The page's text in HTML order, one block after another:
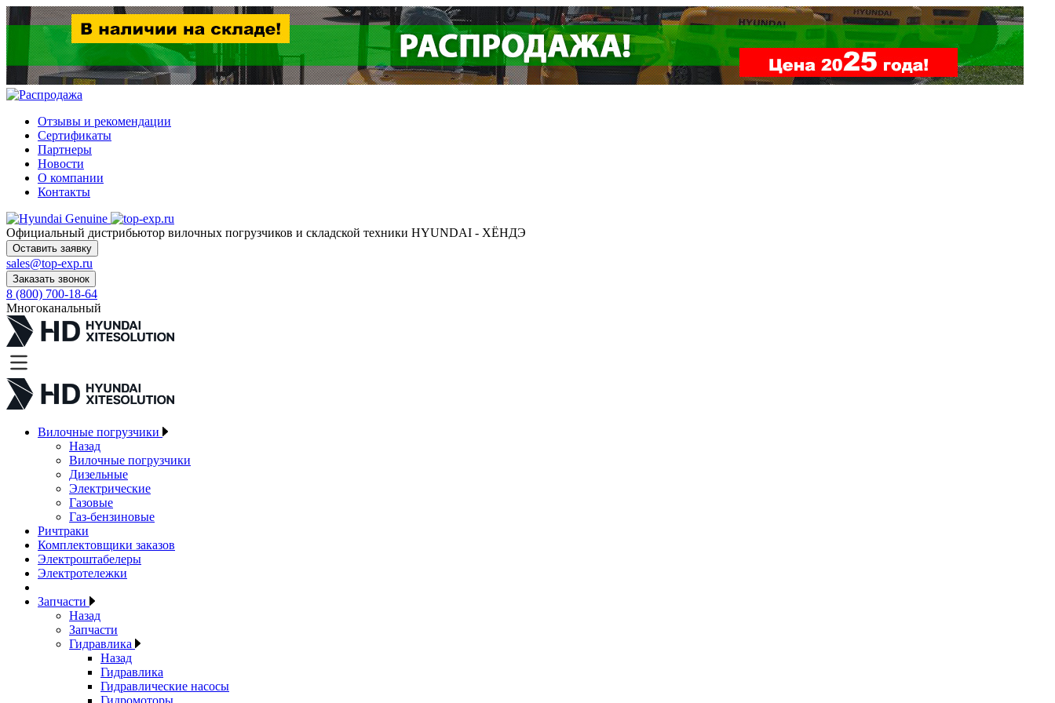
Отзывы и рекомендации
Сертификаты
Партнеры
Новости
О компании
Контакты
Официальный дистрибьютор вилочных погрузчиков и складской техники HYUNDAI - ХЁНДЭ
Оставить заявку
sales@top-exp.ru
Заказать звонок
8 (800) 700-18-64
Многоканальный
Вилочные погрузчики
Назад
Вилочные погрузчики
Дизельные
Электрические
Газовые
Газ-бензиновые
Ричтраки
Комплектовщики заказов
Электроштабелеры
Электротележки
Запчасти
Назад
Запчасти
Гидравлика
Назад
Гидравлика
Гидравлические насосы
Гидромоторы